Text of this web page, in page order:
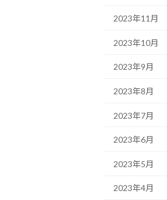
2023年11月
2023年10月
2023年9月
2023年8月
2023年7月
2023年6月
2023年5月
2023年4月